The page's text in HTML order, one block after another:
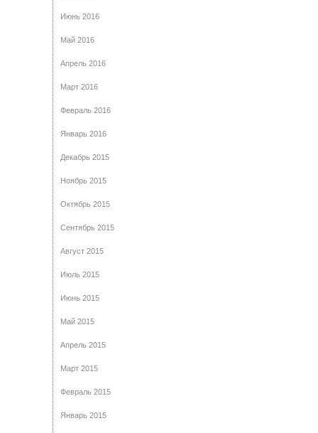
Июнь 2016
Май 2016
Апрель 2016
Март 2016
Февраль 2016
Январь 2016
Декабрь 2015
Ноябрь 2015
Октябрь 2015
Сентябрь 2015
Август 2015
Июль 2015
Июнь 2015
Май 2015
Апрель 2015
Март 2015
Февраль 2015
Январь 2015